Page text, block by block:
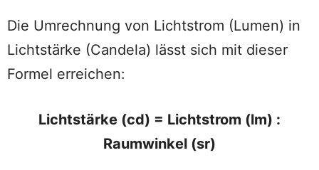
Die Umrechnung von Lichtstrom (Lumen) in
Lichtstärke (Candela) lässt sich mit dieser
Formel erreichen:
Lichtstärke (cd) = Lichtstrom (lm) :
Raumwinkel (sr)